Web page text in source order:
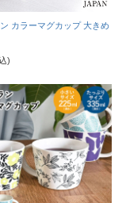
ン カラーマグカップ 大きめ
)